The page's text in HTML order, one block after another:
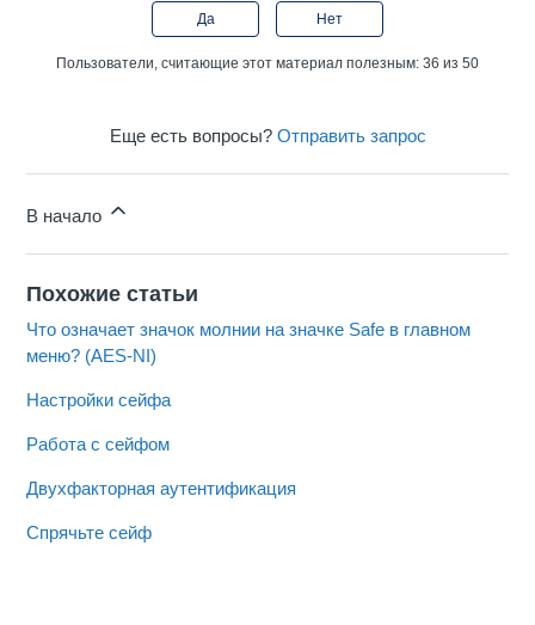
Да Нет
Пользователи, считающие этот материал полезным: 36 из 50
Еще есть вопросы? Отправить запрос
В начало
Похожие статьи
Что означает значок молнии на значке Safe в главном
меню? (AES-NI)
Настройки сейфа
Работа с сейфом
Двухфакторная аутентификация
Спрячьте сейф